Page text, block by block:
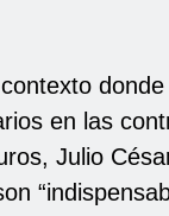
en las
Julio